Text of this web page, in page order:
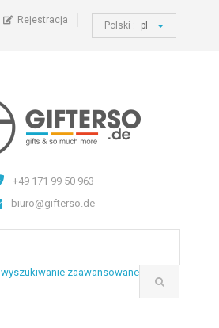
Rejestracja Polski : pl
+49 171 99 50 963
biuro@gifterso.de
wyszukiwanie zaawansowane